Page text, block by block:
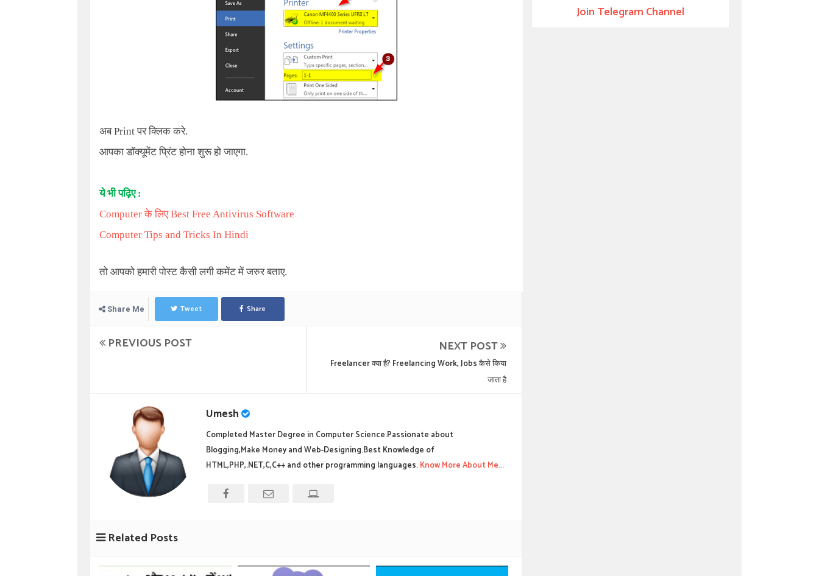
अबPrintपर क्लिक करे.
आपका डॉक्यूमेंट प्रिंट होना शुरू हो जाएगा.
ये भी पढ़िए :
Computerके लिएBest Free Antivirus Software
Computer Tips and Tricks In Hindi
तो आपको हमारी पोस्ट कैसी लगी कमेंट में जरुर बताए.
Share Me Tweet Share
PREVIOUS POST NEXT POST
Freelancer क्या है? Freelancing Work, Jobs कैसे किया
जाता है
Umesh
Completed Master Degree in Computer Science.Passionate about
Blogging,Make Money and Web-Designing.Best Knowledge of
HTML,PHP,.NET,C,C++ and other programming languages.Know More About Me...
Related Posts
Join Telegram Channel